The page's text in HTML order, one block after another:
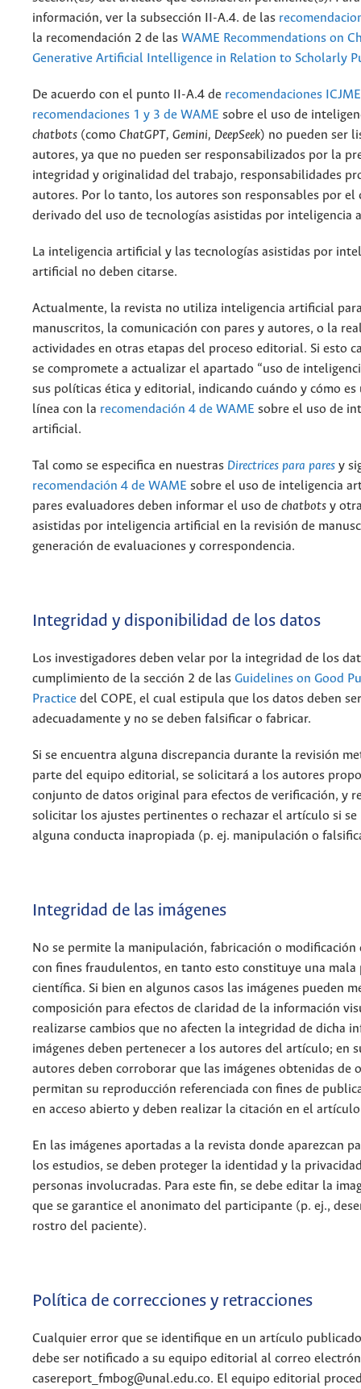
información, ver la subsección II-A.4. de las
la recomendación 2 de las WAME Recommendations on
Generative Artificial Intelligence in Relation to Scholarly
De acuerdo con el punto II-A.4 de recomendaciones ICJME
recomendaciones 1 y 3 de WAME sobre el uso de
chatbots (como ChatGPT, Gemini, DeepSeek) no pueden ser
autores, ya que no pueden ser responsabilizados por la
integridad y originalidad del trabajo, responsabilidades
autores. Por lo tanto, los autores son responsables por el
derivado del uso de tecnologías asistidas por inteligencia
La inteligencia artificial y las tecnologías asistidas por
artificial no deben citarse.
Actualmente, la revista no utiliza inteligencia artificial
manuscritos, la comunicación con pares y autores, o la
actividades en otras etapas del proceso editorial. Si esto
se compromete a actualizar el apartado “uso de
sus políticas ética y editorial, indicando cuándo y cómo es
línea con la recomendación 4 de WAME sobre el uso de
artificial.
Tal como se especifica en nuestras Directrices para pares y
recomendación 4 de WAME sobre el uso de inteligencia
pares evaluadores deben informar el uso de chatbots y
asistidas por inteligencia artificial en la revisión de
generación de evaluaciones y correspondencia.
Integridad y disponibilidad de los datos
Los investigadores deben velar por la integridad de los
cumplimiento de la sección 2 de las Guidelines on Good
Practice del COPE, el cual estipula que los datos deben
adecuadamente y no se deben falsificar o fabricar.
Si se encuentra alguna discrepancia durante la revisión
parte del equipo editorial, se solicitará a los autores
conjunto de datos original para efectos de verificación, y
solicitar los ajustes pertinentes o rechazar el artículo si
alguna conducta inapropiada (p. ej. manipulación o
Integridad de las imágenes
No se permite la manipulación, fabricación o modificación
con fines fraudulentos, en tanto esto constituye una mala
científica. Si bien en algunos casos las imágenes pueden
composición para efectos de claridad de la información
realizarse cambios que no afecten la integridad de dicha
imágenes deben pertenecer a los autores del artículo; en
autores deben corroborar que las imágenes obtenidas de
permitan su reproducción referenciada con fines de
en acceso abierto y deben realizar la citación en el
En las imágenes aportadas a la revista donde aparezcan
los estudios, se deben proteger la identidad y la
personas involucradas. Para este fin, se debe editar la
que se garantice el anonimato del participante (p. ej.,
rostro del paciente).
Política de correcciones y retracciones
Cualquier error que se identifique en un artículo
debe ser notificado a su equipo editorial al correo
casereport_fmbog@unal.edu.co. El equipo editorial